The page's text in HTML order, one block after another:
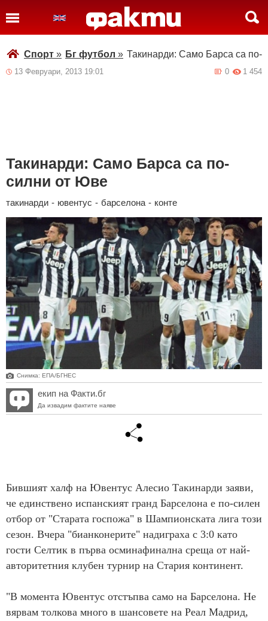
Спорт » Бг футбол » Такинарди: Само Барса са по-
13 Февруари, 2013 19:01 1 454
0
Такинарди: Само Барса са по-
силни от Юве
такинарди - ювентус - барселона - конте
Снимка: ЕПА/БГНЕС
екип на Факти.бг
Да извадим фактите наяве
Бившият халф на Ювентус Алесио Такинарди заяви,
че единствено испанският гранд Барселона е по-силен
отбор от "Старата госпожа" в Шампионската лига този
сезон. Вчера "бианконерите" надиграха с 3:0 като
гости Селтик в първа осминафинална среща от най-
авторитетния клубен турнир на Стария континент.
"В момента Ювентус отстъпва само на Барселона. Не
вярвам толкова много в шансовете на Реал Мадрид,